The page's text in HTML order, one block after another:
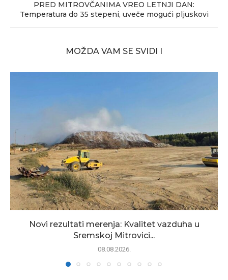
PRED MITROVČANIMA VREO LETNJI DAN:
Temperatura do 35 stepeni, uveče mogući pljuskovi
MOŽDA VAM SE SVIDI I
Novi rezultati merenja: Kvalitet vazduha u
Sremskoj Mitrovici...
08.08.2026.